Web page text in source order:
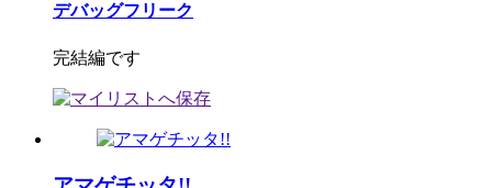
デバッグフリーク
完結編です